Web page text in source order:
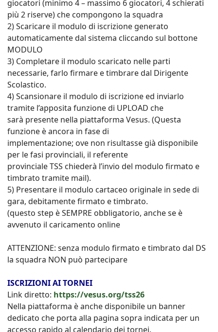
giocatori (minimo 4 – massimo 6 giocatori, 4 schierati
più 2 riserve) che compongono la squadra
2) Scaricare il modulo di iscrizione generato
automaticamente dal sistema cliccando sul bottone
MODULO
3) Completare il modulo scaricato nelle parti
necessarie, farlo firmare e timbrare dal Dirigente
Scolastico.
4) Scansionare il modulo di iscrizione ed inviarlo
tramite l’apposita funzione di UPLOAD che
sarà presente nella piattaforma Vesus. (Questa
funzione è ancora in fase di
implementazione; ove non risultasse già disponibile
per le fasi provinciali, il referente
provinciale TSS chiederà l’invio del modulo firmato e
timbrato tramite mail).
5) Presentare il modulo cartaceo originale in sede di
gara, debitamente firmato e timbrato.
(questo step è SEMPRE obbligatorio, anche se è
avvenuto il caricamento online
ATTENZIONE: senza modulo firmato e timbrato dal DS
la squadra NON può partecipare
ISCRIZIONI AI TORNEI
Link diretto: https://vesus.org/tss26
Nella piattaforma è anche disponibile un banner
dedicato che porta alla pagina sopra indicata per un
accesso rapido al calendario dei tornei.